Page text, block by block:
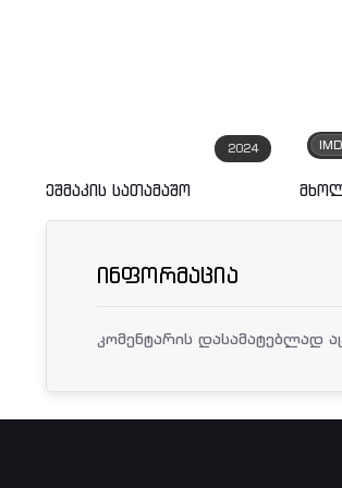
2024
ეშმაკის სათამაშო
ინფორმაცია
კომენტარის დასამატებლად